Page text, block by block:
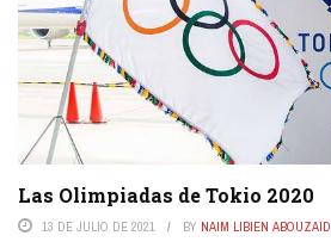
Las Olimpiadas de Tokio 2020
13 DE JULIO DE 2021 BY NAIM LIBIEN ABOUZAID